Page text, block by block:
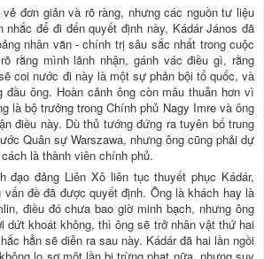
đơn giản và rõ ràng, nhưng các nguồn tư liệu
để đi đến quyết định này, Kádár János đã
nhân văn - chính trị sâu sắc nhất trong cuộc
rằng mình lãnh nhận, gánh vác điều gì, rằng
coi nước đi này là một sự phản bội tổ quốc, và
đầu ông. Hoàn cảnh ông còn mâu thuẫn hơn vì
là bộ trưởng trong Chính phủ Nagy Imre và ông
điều này. Dù thủ tướng đứng ra tuyên bố trung
Quân sự Warszawa, nhưng ông cũng phải dự
là thành viên chính phủ.
đạo đảng Liên Xô liên tục thuyết phục Kádár,
vấn đề đã được quyết định. Ông là khách hay là
điều đó chưa bao giờ minh bạch, nhưng ông
dứt khoát không, thì ông sẽ trở nhân vật thứ hai
hẳn sẽ diễn ra sau này. Kádár đã hai lần ngồi